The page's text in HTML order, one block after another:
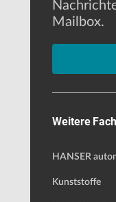
Mailbox.
Weitere
HANSER
Kunststoffe